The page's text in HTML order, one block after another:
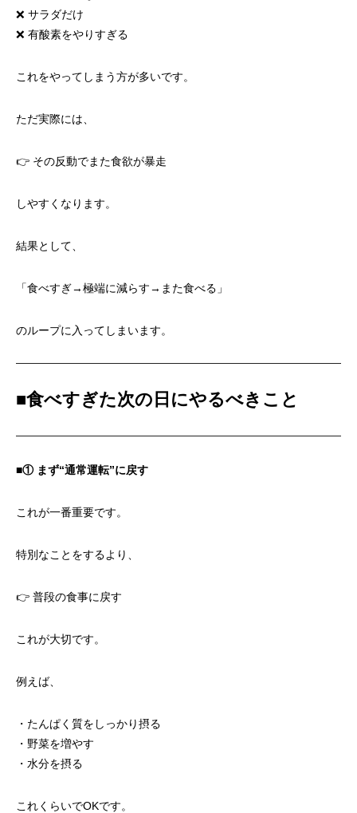
❌ サラダだけ
❌ 有酸素をやりすぎる
これをやってしまう方が多いです。
ただ実際には、
👉 その反動でまた食欲が暴走
しやすくなります。
結果として、
「食べすぎ→極端に減らす→また食べる」
のループに入ってしまいます。
■食べすぎた次の日にやるべきこと
■① まず“通常運転”に戻す
これが一番重要です。
特別なことをするより、
👉 普段の食事に戻す
これが大切です。
例えば、
・たんぱく質をしっかり摂る
・野菜を増やす
・水分を摂る
これくらいでOKです。